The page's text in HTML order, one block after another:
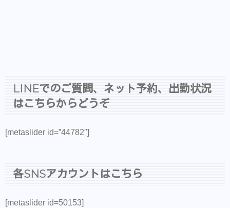
LINEでのご質問、ネット予約、出勤状況
はこちらからどうぞ
[metaslider id=”44782″]
各SNSアカウントはこちら
[metaslider id=50153]